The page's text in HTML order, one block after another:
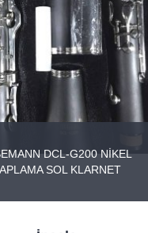
DCL-G200 NİKEL
SOL KLARNET